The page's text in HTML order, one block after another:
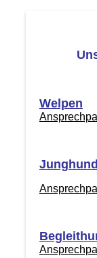
Welpen